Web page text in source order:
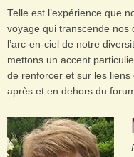
Telle est l’expérience que
voyage qui transcende nos
l’arc-en-ciel de notre
mettons un accent
de renforcer et sur les
après et en dehors du